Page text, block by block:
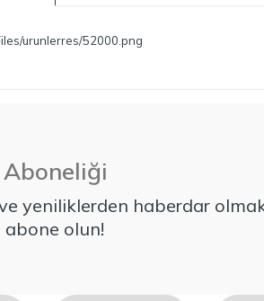
urunlerres/52000.png
yeniliklerden haberdar
olun!